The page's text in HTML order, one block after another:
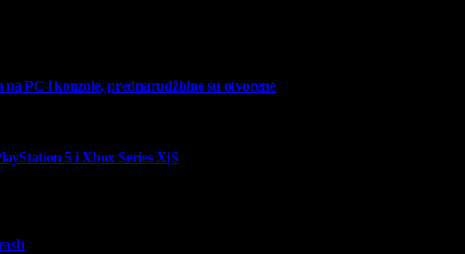
PC i konzole, prednarudžbine su otvorene
5 i Xbox Series X|S